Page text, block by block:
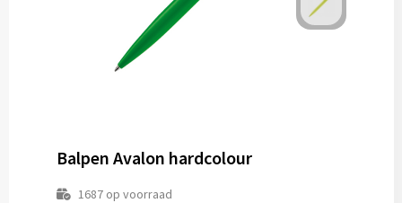
Balpen Avalon hardcolour
1687op voorraad